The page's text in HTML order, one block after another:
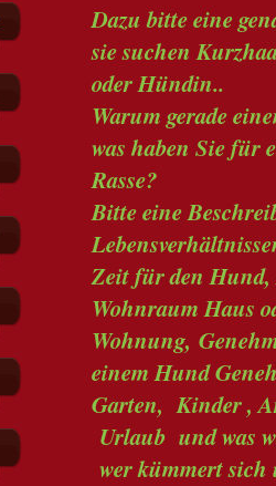
Dazu bitte eine
sie suchen
oder Hündin..
Warum gerade
was haben Sie für
Rasse?
Bitte eine
Zeit für den
Wohnraum Haus
Wohnung,
einem Hund
Garten, Kinder ,
Urlaub und was
wer kümmert